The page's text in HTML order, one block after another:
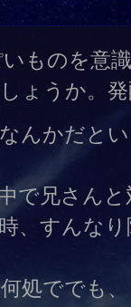
ものを意
ょうか。
んかだと
で兄さん
、すんな
処ででも